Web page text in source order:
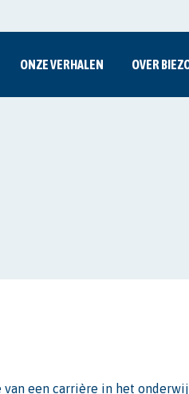
ONZE VERHALEN OVER
een carrière in het